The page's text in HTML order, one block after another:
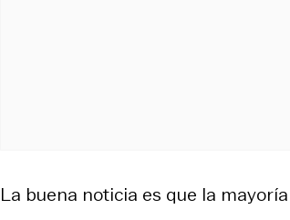
La buena noticia es que la